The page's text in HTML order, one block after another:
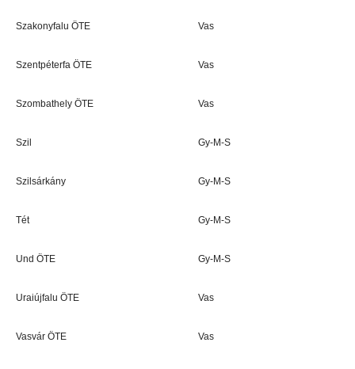
Szakonyfalu ÖTE Vas
Szentpéterfa ÖTE Vas
Szombathely ÖTE Vas
Szil Gy-M-S
Szilsárkány Gy-M-S
Tét Gy-M-S
Und ÖTE Gy-M-S
Uraiújfalu ÖTE Vas
Vasvár ÖTE Vas